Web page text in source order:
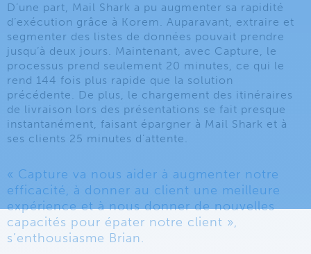
D’une part, Mail Shark a pu augmenter sa rapidité
d’exécution grâce à Korem. Auparavant, extraire et
segmenter des listes de données pouvait prendre
jusqu’à deux jours. Maintenant, avec Capture, le
processus prend seulement 20 minutes, ce qui le
rend 144 fois plus rapide que la solution
précédente. De plus, le chargement des itinéraires
de livraison lors des présentations se fait presque
instantanément, faisant épargner à Mail Shark et à
ses clients 25 minutes d’attente.
« Capture va nous aider à augmenter notre
efficacité, à donner au client une meilleure
expérience et à nous donner de nouvelles
capacités pour épater notre client »,
s’enthousiasme Brian.